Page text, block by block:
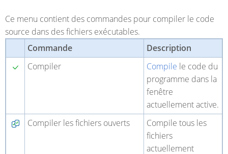
Ce menu contient des commandes pour compiler le code
source dans des fichiers exécutables.
Commande
Description
Compiler
Compile le code du
programme dans la
fenêtre
actuellement active.
Compiler les fichiers ouverts
Compile tous les
fichiers
actuellement